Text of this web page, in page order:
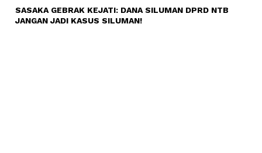
SASAKA GEBRAK KEJATI: DANA SILUMAN DPRD NTB
JANGAN JADI KASUS SILUMAN!